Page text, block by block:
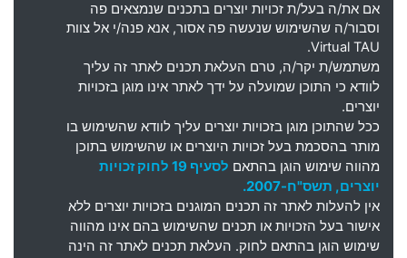
אם את/ה בעל/ת זכויות יוצרים בתכנים שנמצאים פה
וסבור/ה שהשימוש שנעשה פה אסור, אנא פנה/י אל צוות
Virtual TAU.
משתמש/ת יקר/ה, טרם העלאת תכנים לאתר זה עליך
לוודא כי התוכן שמועלה על ידך לאתר אינו מוגן בזכויות
יוצרים.
ככל שהתוכן מוגן בזכויות יוצרים עליך לוודא שהשימוש בו
מותר בהסכמת בעל זכויות היוצרים או שהשימוש בתוכן
מהווה שימוש הוגן בהתאם
לסעיף 19 לחוק זכויות
יוצרים, תשס"ח-2007.
אין להעלות לאתר זה תכנים המוגנים בזכויות יוצרים ללא
אישור בעל הזכויות או תכנים שהשימוש בהם אינו מהווה
שימוש הוגן בהתאם לחוק. העלאת תכנים לאתר זה הינה